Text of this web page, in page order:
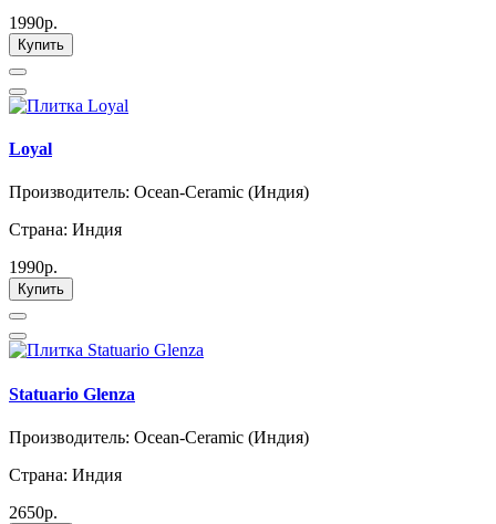
1990р.
Купить
Loyal
Производитель: Ocean-Ceramic (Индия)
Страна: Индия
1990р.
Купить
Statuario Glenza
Производитель: Ocean-Ceramic (Индия)
Страна: Индия
2650р.